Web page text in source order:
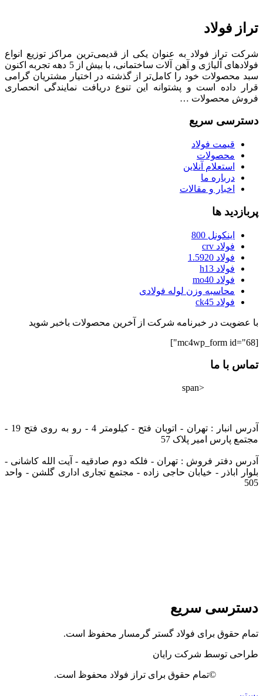
تراز فولاد
شرکت تراز فولاد به عنوان یکی از قدیمی‌ترین مراکز توزیع انواع
فولادهای آلیاژی و آهن آلات ساختمانی، با بیش از 5 دهه تجربه اکنون
سبد محصولات خود را کامل‌تر از گذشته در اختیار مشتریان گرامی
قرار داده است و پشتوانه این تنوع دریافت نمایندگی انحصاری
فروش محصولات …
دسترسی سریع
قیمت فولاد
محصولات
استعلام آنلاین
درباره ما
اخبار و مقالات
پربازدید ها
اینکونل 800
فولاد crv
فولاد 1.5920
فولاد h13
فولاد mo40
محاسبه وزن لوله فولادی
فولاد ck45
با عضویت در خبرنامه شرکت از آخرین محصولات باخبر شوید
[mc4wp_form id="68"]
تماس با ما
<span
آدرس انبار : تهران - اتوبان فتح - کیلومتر 4 - رو به روی فتح 19 -
مجتمع پارس امیر پلاک 57
آدرس دفتر فروش : تهران - فلکه دوم صادقیه - آیت الله کاشانی -
بلوار اباذر - خیابان حاجی زاده - مجتمع تجاری اداری گلشن - واحد
505
دسترسی سریع
تمام حقوق برای فولاد گستر گرمسار محفوظ است.
طراحی توسط شرکت رایان
©تمام حقوق برای تراز فولاد محفوظ است.